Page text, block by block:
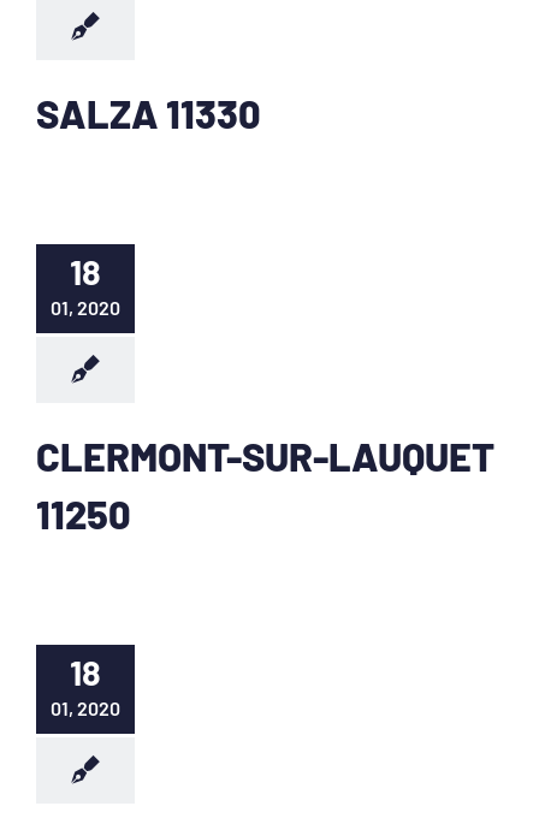
SALZA 11330
18
01, 2020
CLERMONT-SUR-LAUQUET
11250
18
01, 2020